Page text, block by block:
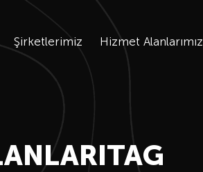
Şirketlerimiz Hizmet Alanlarımız